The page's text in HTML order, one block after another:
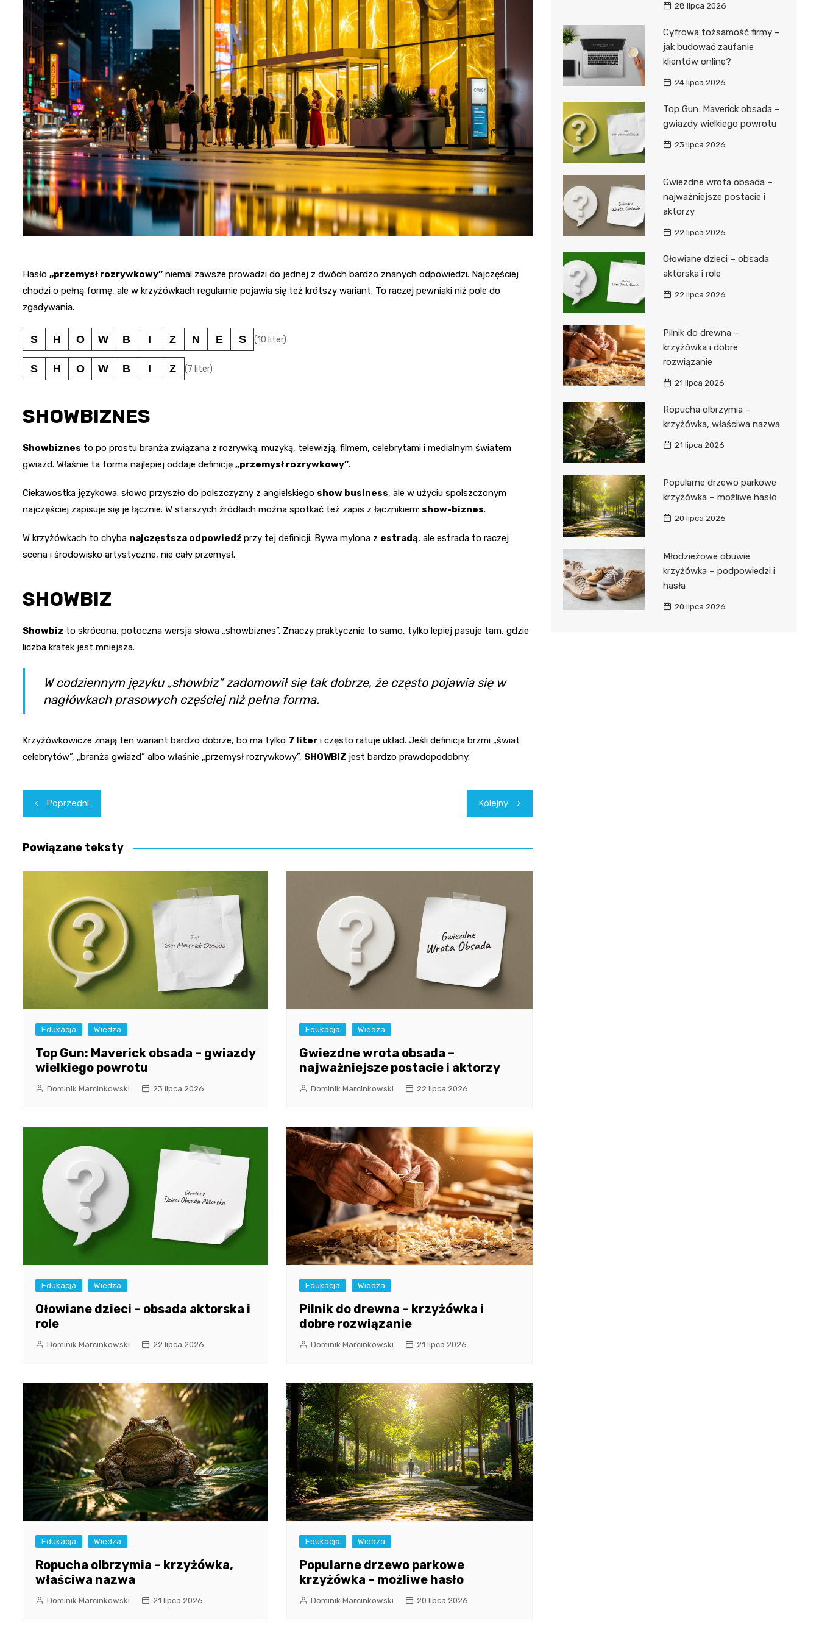
Hasło „przemysł rozrywkowy” niemal zawsze prowadzi do jednej z dwóch bardzo znanych odpowiedzi. Najczęściej
chodzi o pełną formę, ale w krzyżówkach regularnie pojawia się też krótszy wariant. To raczej pewniaki niż pole do
zgadywania.
S H O W B I Z N E S (10 liter)
S H O W B I Z (7 liter)
SHOWBIZNES
Showbiznes to po prostu branża związana z rozrywką: muzyką, telewizją, filmem, celebrytami i medialnym światem
gwiazd. Właśnie ta forma najlepiej oddaje definicję „przemysł rozrywkowy”.
Ciekawostka językowa: słowo przyszło do polszczyzny z angielskiego show business, ale w użyciu spolszczonym
najczęściej zapisuje się je łącznie. W starszych źródłach można spotkać też zapis z łącznikiem: show-biznes.
W krzyżówkach to chyba najczęstsza odpowiedź przy tej definicji. Bywa mylona z estradą, ale estrada to raczej
scena i środowisko artystyczne, nie cały przemysł.
SHOWBIZ
Showbiz to skrócona, potoczna wersja słowa „showbiznes”. Znaczy praktycznie to samo, tylko lepiej pasuje tam, gdzie
liczba kratek jest mniejsza.
W codziennym języku „showbiz” zadomowił się tak dobrze, że często pojawia się w
nagłówkach prasowych częściej niż pełna forma.
Krzyżówkowicze znają ten wariant bardzo dobrze, bo ma tylko 7 liter i często ratuje układ. Jeśli definicja brzmi „świat
celebrytów”, „branża gwiazd” albo właśnie „przemysł rozrywkowy”, SHOWBIZ jest bardzo prawdopodobny.
Nawigacja
wpisu
Poprzedni Kolejny
Powiązane teksty
Edukacja Wiedza
Top Gun: Maverick obsada – gwiazdy
wielkiego powrotu
Dominik Marcinkowski 23 lipca 2026
Edukacja Wiedza
Gwiezdne wrota obsada –
najważniejsze postacie i aktorzy
Dominik Marcinkowski 22 lipca 2026
Edukacja Wiedza
Ołowiane dzieci – obsada aktorska i
role
Dominik Marcinkowski 22 lipca 2026
Edukacja Wiedza
Pilnik do drewna – krzyżówka i
dobre rozwiązanie
Dominik Marcinkowski 21 lipca 2026
Edukacja Wiedza
Ropucha olbrzymia – krzyżówka,
właściwa nazwa
Dominik Marcinkowski 21 lipca 2026
Edukacja Wiedza
Popularne drzewo parkowe
krzyżówka – możliwe hasło
Dominik Marcinkowski 20 lipca 2026
28 lipca 2026
Cyfrowa tożsamość firmy –
jak budować zaufanie
klientów online?
24 lipca 2026
Top Gun: Maverick obsada –
gwiazdy wielkiego powrotu
23 lipca 2026
Gwiezdne wrota obsada –
najważniejsze postacie i
aktorzy
22 lipca 2026
Ołowiane dzieci – obsada
aktorska i role
22 lipca 2026
Pilnik do drewna –
krzyżówka i dobre
rozwiązanie
21 lipca 2026
Ropucha olbrzymia –
krzyżówka, właściwa nazwa
21 lipca 2026
Popularne drzewo parkowe
krzyżówka – możliwe hasło
20 lipca 2026
Młodzieżowe obuwie
krzyżówka – podpowiedzi i
hasła
20 lipca 2026